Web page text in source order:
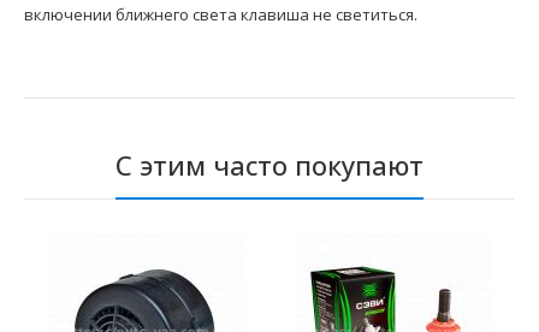
включении ближнего света клавиша не светиться.
С этим часто покупают